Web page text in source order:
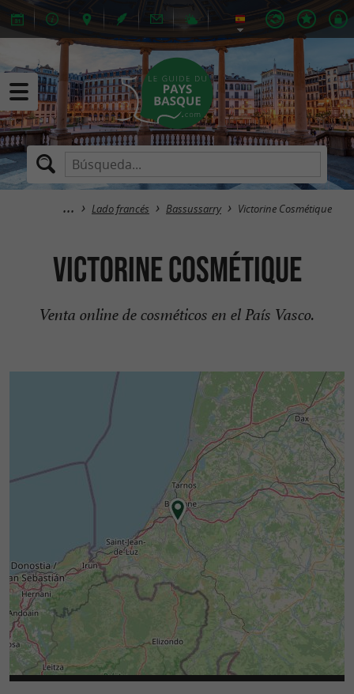
Lado francés Bassussarry Victorine Cosmétique
Victorine Cosmétique
Venta online de cosméticos en el País Vasco.